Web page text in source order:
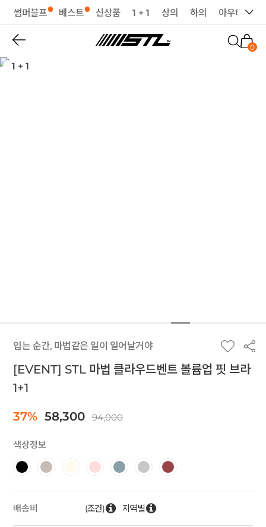
썸머블프 베스트 신상품 1 + 1 상의 하의 아우터
0
입는 순간, 마법같은 일이 일어날거야
[EVENT] STL 마법 클라우드벤트 볼륨업 핏 브라
1+1
37% 58,300 94,000
색상정보
배송비 (조건) 지역별